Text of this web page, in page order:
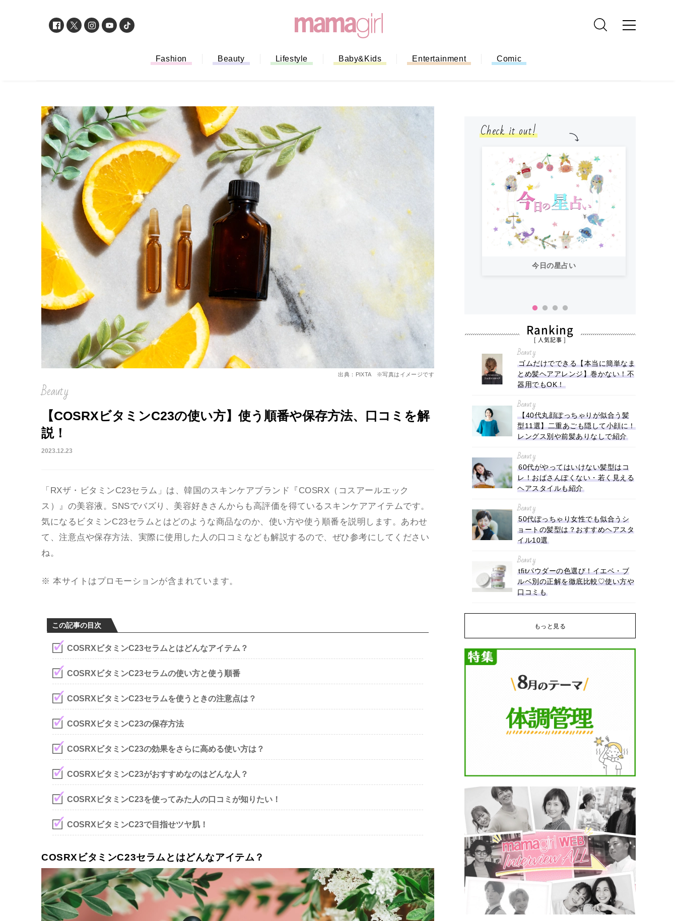
Fashion Beauty Lifestyle Baby&Kids Entertainment Comic
出典：PIXTA ※写真はイメージです
Beauty
【COSRXビタミンC23の使い方】使う順番や保存方法、口コミを解
説！
2023.12.23
「RXザ・ビタミンC23セラム」は、韓国のスキンケアブランド『COSRX（コスアールエック
ス）』の美容液。SNSでバズり、美容好きさんからも高評価を得ているスキンケアアイテムです。
気になるビタミンC23セラムとはどのような商品なのか、使い方や使う順番を説明します。あわせ
て、注意点や保存方法、実際に使用した人の口コミなども解説するので、ぜひ参考にしてください
ね。
※ 本サイトはプロモーションが含まれています。
この記事の目次
COSRXビタミンC23セラムとはどんなアイテム？
COSRXビタミンC23セラムの使い方と使う順番
COSRXビタミンC23セラムを使うときの注意点は？
COSRXビタミンC23の保存方法
COSRXビタミンC23の効果をさらに高める使い方は？
COSRXビタミンC23がおすすめなのはどんな人？
COSRXビタミンC23を使ってみた人の口コミが知りたい！
COSRXビタミンC23で目指せツヤ肌！
COSRXビタミンC23セラムとはどんなアイテム？
Check it out!
バイルオーダー完全ガイド｜支払い方
今日の星占い
Ranking
[ 人気記事 ]
Beauty
ゴムだけでできる【本当に簡単なま
とめ髪ヘアアレンジ】巻かない！不
器用でもOK！
Beauty
【40代丸顔ぽっちゃりが似合う髪
型11選】二重あごも隠して小顔に！
レングス別や前髪ありなしで紹介
Beauty
60代がやってはいけない髪型はコ
レ！おばさんぽくない・若く見える
ヘアスタイルも紹介
Beauty
50代ぽっちゃり女性でも似合うシ
ョートの髪型は？おすすめヘアスタ
イル10選
Beauty
tfitパウダーの色選び！イエベ・ブ
ルベ別の正解を徹底比較♡使い方や
口コミも
もっと見る